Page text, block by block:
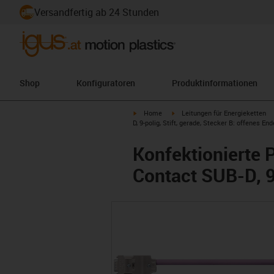
Versandfertig ab 24 Stunden
Shop Konfiguratoren Produktinformationen
igus-icon-arrow-right
Home igus-icon-arrow-right
Leitungen für Energieketten
D, 9-polig, Stift, gerade, Stecker B: offenes
Konfektionierte
Contact SUB-D,